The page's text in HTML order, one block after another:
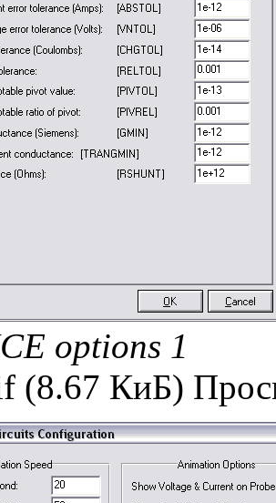
options 1
(8.67 КиБ)